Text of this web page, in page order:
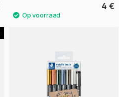
4 €